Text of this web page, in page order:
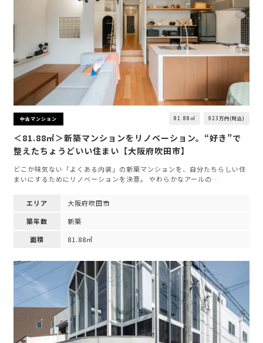
中古マンション 81.88㎡ 923万円(税込)
＜81.88㎡＞新築マンションをリノベーション。“好き”で
整えたちょうどいい住まい【大阪府吹田市】
どこか味気ない「よくある内装」の新築マンションを、自分たちらしい住
まいにするためにリノベーションを決意。 やわらかなアールの…
エリア
大阪府吹田市
築年数
新築
面積
81.88㎡